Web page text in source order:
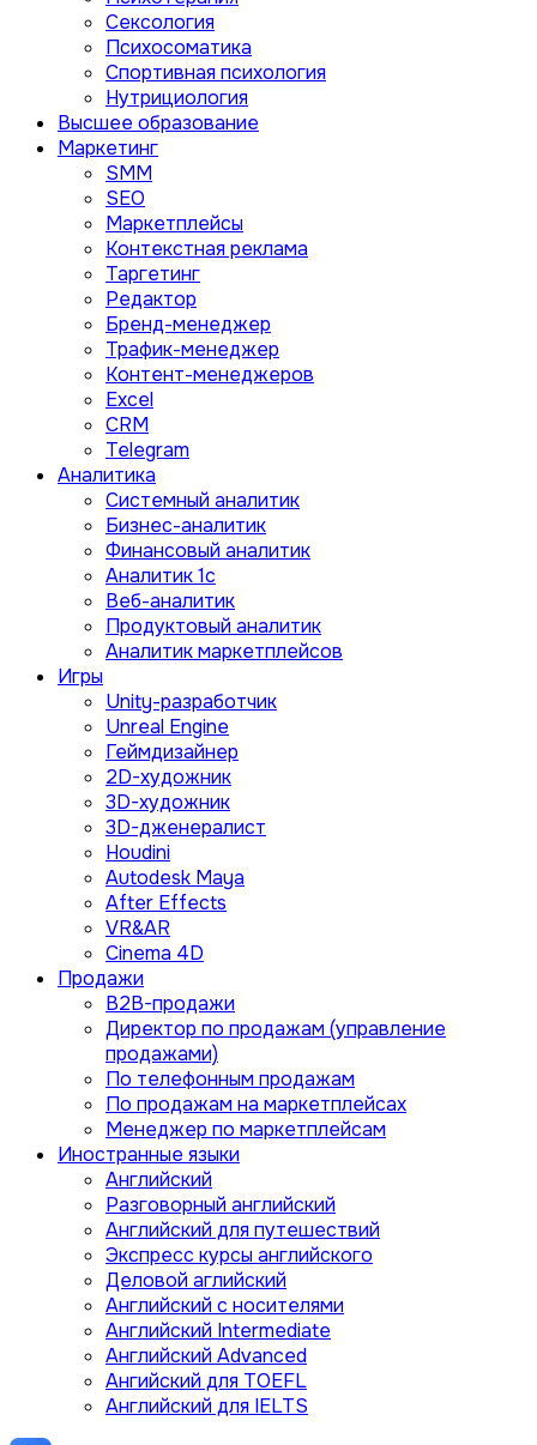
Сексология
Психосоматика
Спортивная психология
Нутрициология
Высшее образование
Маркетинг
SMM
SEO
Маркетплейсы
Контекстная реклама
Таргетинг
Редактор
Бренд-менеджер
Трафик-менеджер
Контент-менеджеров
Excel
CRM
Telegram
Аналитика
Системный аналитик
Бизнес-аналитик
Финансовый аналитик
Aналитик 1с
Веб-аналитик
Продуктовый аналитик
Аналитик маркетплейсов
Игры
Unity-разработчик
Unreal Engine
Геймдизайнер
2D-художник
3D-художник
3D-дженералист
Houdini
Autodesk Maya
After Effects
VR&AR
Cinema 4D
Продажи
B2B-продажи
Директор по продажам (управление
продажами)
По телефонным продажам
По продажам на маркетплейсах
Менеджер по маркетплейсам
Иностранные языки
Английский
Разговорный английский
Английский для путешествий
Экспресс курсы английского
Деловой аглийский
Английский с носителями
Английский Intermediate
Английский Advanced
Ангийский для TOEFL
Английский для IELTS